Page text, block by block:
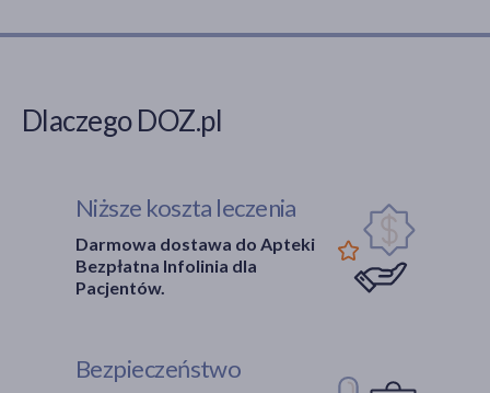
Dlaczego DOZ.pl
Niższe koszta leczenia
Darmowa dostawa do Apteki
Bezpłatna Infolinia dla
Pacjentów.
Bezpieczeństwo